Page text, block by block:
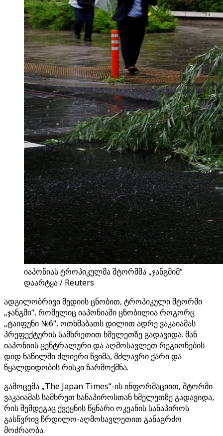
იაპონიას ტროპიკულმა შტორმმა „ჯანგმიმ“
დაარტყა / Reuters
ადგილობრივი მედიის ცნობით, ტროპიკული შტორმი
„ჯანგმი“, რომელიც იაპონიაში ცნობილია როგორც
„ტაიფუნი №6“, ოთხშაბათს დილით ადრე ვაკაიამას
პრეფექტურის სამხრეთით ხმელეთზე გადავიდა. მან
იაპონიის ცენტრალური და აღმოსავლეთ რეგიონების
დიდ ნაწილში ძლიერი წვიმა, მძლავრი ქარი და
წყალდიდობის რისკი წარმოქმნა.
გამოცემა „The Japan Times“-ის ინფორმაციით, შტორმი
ვაკაიამას სამხრეთ სანაპიროსთან ხმელეთზე გადავიდა,
რის შემდეგაც ქვეყნის წყნარი ოკეანის სანაპიროს
გასწვრივ ჩრდილო-აღმოსავლეთით განაგრძო
მოძრაობა.